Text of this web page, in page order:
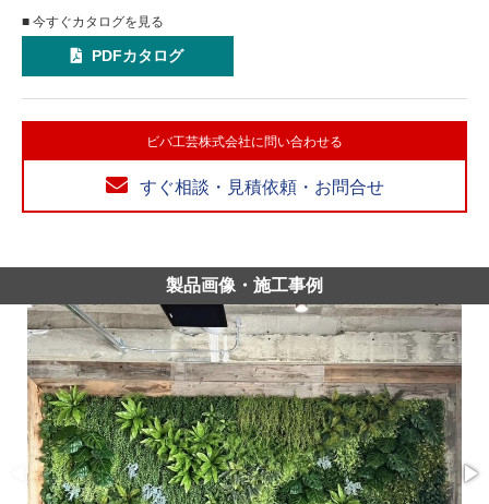
■ 今すぐカタログを見る
PDFカタログ
ビバ工芸株式会社に問い合わせる
すぐ相談・見積依頼・お問合せ
製品画像・施工事例